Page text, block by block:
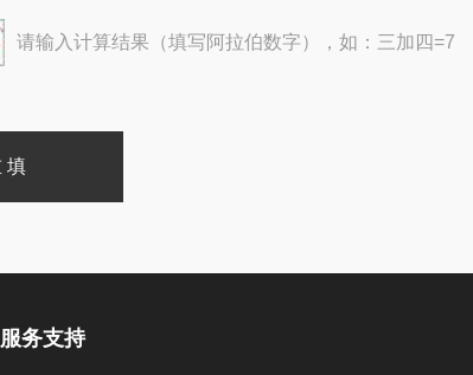
请输入计算结果（填写阿拉伯数字），如：三加四=7
服务支持